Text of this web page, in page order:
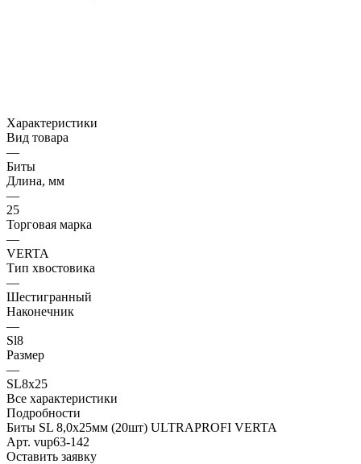
Характеристики
Вид товара
—
Биты
Длина, мм
—
25
Торговая марка
—
VERTA
Тип хвостовика
—
Шестигранный
Наконечник
—
Sl8
Размер
—
SL8х25
Все характеристики
Подробности
Биты SL 8,0х25мм (20шт) ULTRAPROFI VERTA
Арт. vup63-142
Оставить заявку